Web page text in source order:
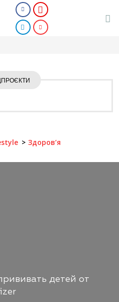
Здоров’я
детей от